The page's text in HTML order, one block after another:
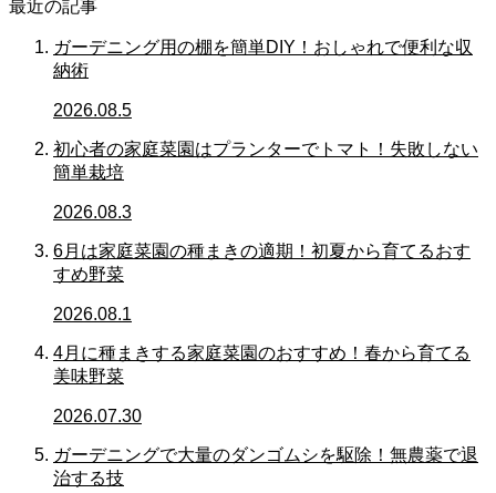
最近の記事
ガーデニング用の棚を簡単DIY！おしゃれで便利な収
納術
2026.08.5
初心者の家庭菜園はプランターでトマト！失敗しない
簡単栽培
2026.08.3
6月は家庭菜園の種まきの適期！初夏から育てるおす
すめ野菜
2026.08.1
4月に種まきする家庭菜園のおすすめ！春から育てる
美味野菜
2026.07.30
ガーデニングで大量のダンゴムシを駆除！無農薬で退
治する技